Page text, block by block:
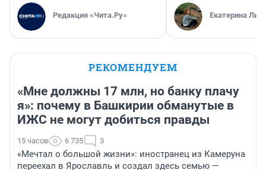
Редакция «Чита.Ру» Екатерина
РЕКОМЕНДУЕМ
«Мне должны 17 млн, но банку плачу
я»: почему в Башкирии обманутые в
ИЖС не могут добиться правды
15 часов 6 735 3
«Мечтал о большой жизни»: иностранец из Камеруна
переехал в Ярославль и создал здесь семью —